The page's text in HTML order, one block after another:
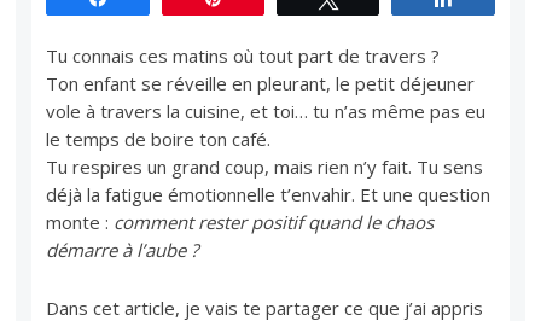
Tu connais ces matins où tout part de travers ?
Ton enfant se réveille en pleurant, le petit déjeuner
vole à travers la cuisine, et toi… tu n’as même pas eu
le temps de boire ton café.
Tu respires un grand coup, mais rien n’y fait. Tu sens
déjà la fatigue émotionnelle t’envahir. Et une question
monte : comment rester positif quand le chaos
démarre à l’aube ?
Dans cet article, je vais te partager ce que j’ai appris